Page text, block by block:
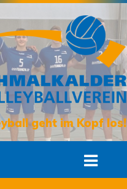
geht im Kopf los!